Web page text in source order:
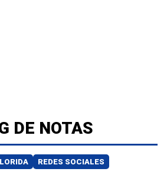
DE NOTAS
REDES SOCIALES